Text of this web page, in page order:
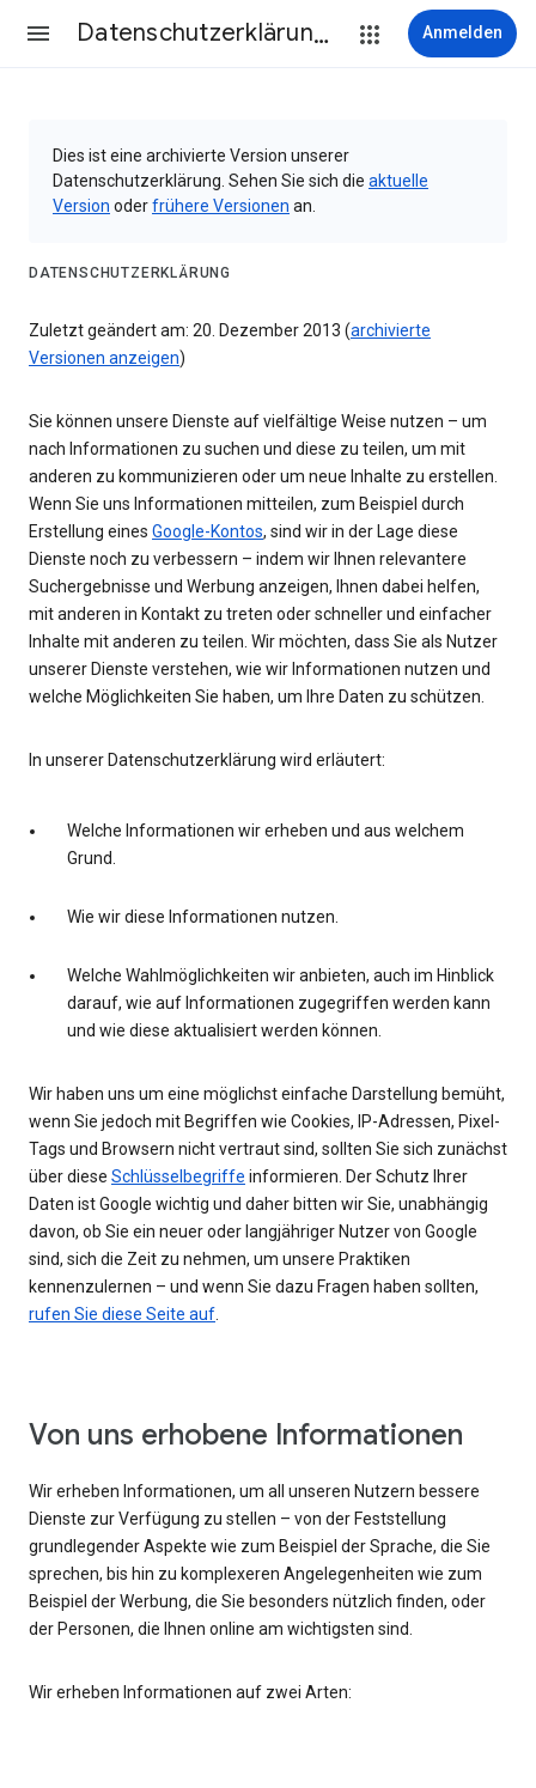
Datenschutzerklärung & Nutzungsbedingungen Anmelden
Dies ist eine archivierte Version unserer
Datenschutzerklärung. Sehen Sie sich die aktuelle
Version oderfrühere Versionen an.
DATENSCHUTZERKLÄRUNG
Zuletzt geändert am: 20. Dezember 2013 (archivierte
Versionen anzeigen)
Sie können unsere Dienste auf vielfältige Weise nutzen – um
nach Informationen zu suchen und diese zu teilen, um mit
anderen zu kommunizieren oder um neue Inhalte zu erstellen.
Wenn Sie uns Informationen mitteilen, zum Beispiel durch
Erstellung eines Google-Kontos, sind wir in der Lage diese
Dienste noch zu verbessern – indem wir Ihnen relevantere
Suchergebnisse und Werbung anzeigen, Ihnen dabei helfen,
mit anderen in Kontakt zu treten oder schneller und einfacher
Inhalte mit anderen zu teilen. Wir möchten, dass Sie als Nutzer
unserer Dienste verstehen, wie wir Informationen nutzen und
welche Möglichkeiten Sie haben, um Ihre Daten zu schützen.
In unserer Datenschutzerklärung wird erläutert:
Welche Informationen wir erheben und aus welchem
Grund.
Wie wir diese Informationen nutzen.
Welche Wahlmöglichkeiten wir anbieten, auch im Hinblick
darauf, wie auf Informationen zugegriffen werden kann
und wie diese aktualisiert werden können.
Wir haben uns um eine möglichst einfache Darstellung bemüht,
wenn Sie jedoch mit Begriffen wie Cookies, IP-Adressen, Pixel-
Tags und Browsern nicht vertraut sind, sollten Sie sich zunächst
über diese Schlüsselbegriffe informieren. Der Schutz Ihrer
Daten ist Google wichtig und daher bitten wir Sie, unabhängig
davon, ob Sie ein neuer oder langjähriger Nutzer von Google
sind, sich die Zeit zu nehmen, um unsere Praktiken
kennenzulernen – und wenn Sie dazu Fragen haben sollten,
rufen Sie diese Seite auf.
Von uns erhobene Informationen
Wir erheben Informationen, um all unseren Nutzern bessere
Dienste zur Verfügung zu stellen – von der Feststellung
grundlegender Aspekte wie zum Beispiel der Sprache, die Sie
sprechen, bis hin zu komplexeren Angelegenheiten wie zum
Beispiel der Werbung, die Sie besonders nützlich finden, oder
der Personen, die Ihnen online am wichtigsten sind.
Wir erheben Informationen auf zwei Arten: